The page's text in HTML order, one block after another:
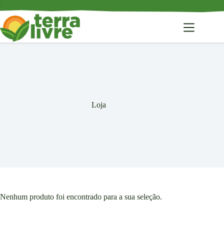
para
conteúdo
Loja
Nenhum produto foi encontrado para a sua seleção.